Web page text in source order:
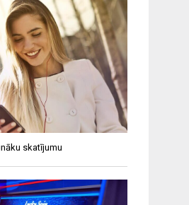
skatījumu